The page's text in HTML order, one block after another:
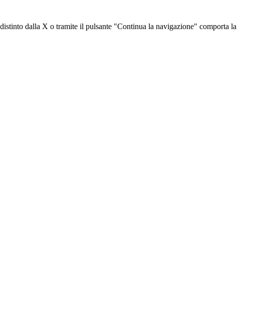
dalla X o tramite il pulsante "Continua la navigazione" comporta la